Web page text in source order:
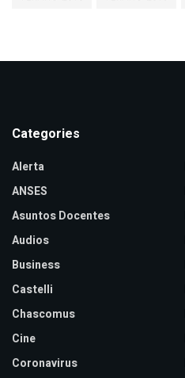
Categories
Alerta
ANSES
Asuntos Docentes
Audios
Business
Castelli
Chascomus
Cine
Coronavirus